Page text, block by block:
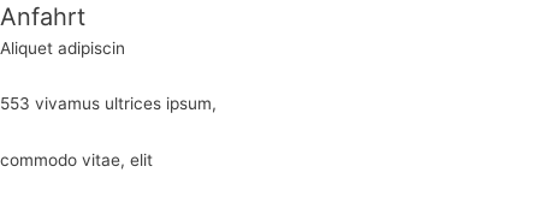
Anfahrt
Aliquet adipiscin
553 vivamus ultrices ipsum,
commodo vitae, elit